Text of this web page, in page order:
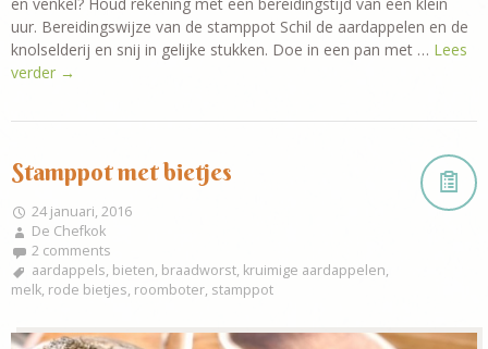
uur. Bereidingswijze van de stamppot Schil de aardappelen en de
knolselderij en snij in gelijke stukken. Doe in een pan met … Lees
verder →
Stamppot met bietjes
24 januari, 2016
De Chefkok
2 comments
aardappels, bieten, braadworst, kruimige aardappelen,
melk, rode bietjes, roomboter, stamppot